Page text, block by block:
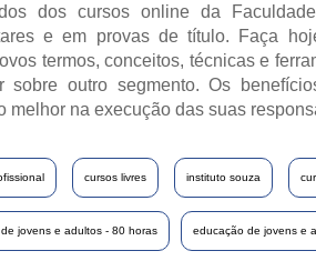
dos cursos online da
e em provas de título. Faça
termos, conceitos, técnicas e
sobre outro segmento. Os
melhor na execução das suas
cursos livres instituto souza
jovens e adultos - 80 horas educação de jovens e